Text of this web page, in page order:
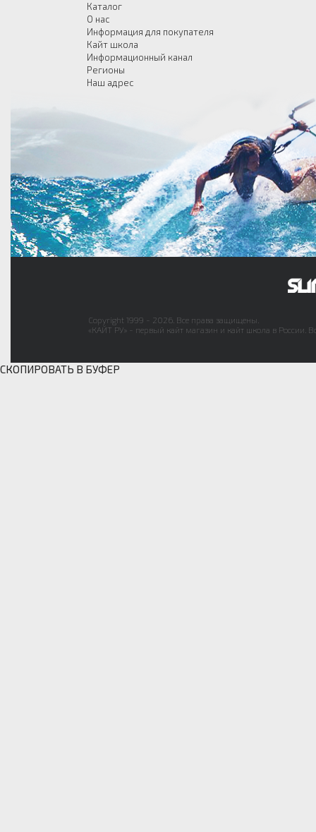
Каталог
О нас
Информация для покупателя
Кайт школа
Информационный канал
Регионы
Наш адрес
Copyright 1999 - 2026. Все права защищены.
«КАЙТ РУ» - первый кайт магазин и кайт школа в России.
СКОПИРОВАТЬ В БУФЕР